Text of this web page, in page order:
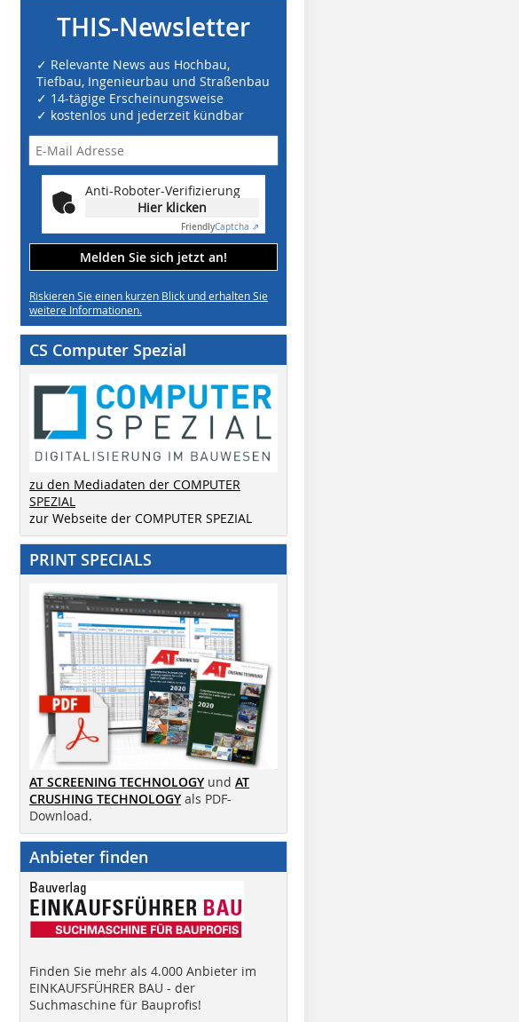
THIS-Newsletter
✓ Relevante News aus Hochbau,
Tiefbau, Ingenieurbau und Straßenbau
✓ 14-tägige Erscheinungsweise
✓ kostenlos und jederzeit kündbar
Anti-Roboter-Verifizierung
Hier klicken
FriendlyCaptcha ⇗
Melden Sie sich jetzt an!
Riskieren Sie einen kurzen Blick und erhalten Sie
weitere Informationen.
CS Computer Spezial
zu den Mediadaten der COMPUTER
SPEZIAL
zur Webseite der COMPUTER SPEZIAL
PRINT SPECIALS
AT SCREENING TECHNOLOGY und AT
CRUSHING TECHNOLOGY als PDF-
Download.
Anbieter finden
Finden Sie mehr als 4.000 Anbieter im
EINKAUFSFÜHRER BAU - der
Suchmaschine für Bauprofis!